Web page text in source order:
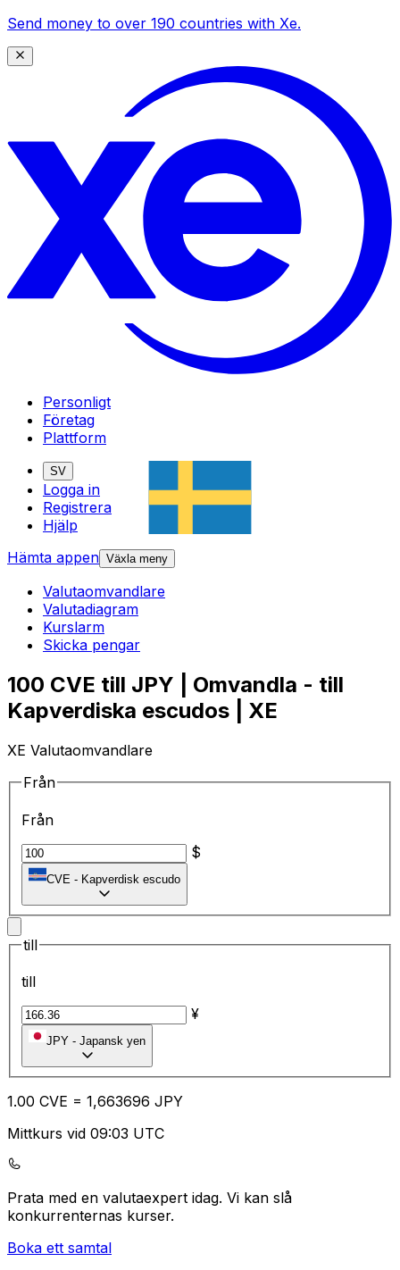
Send money to over 190 countries with Xe.
Personligt
Företag
Plattform
SV
Logga in
Registrera
Hjälp
Hämta appen Växla meny
Valutaomvandlare
Valutadiagram
Kurslarm
Skicka pengar
100 CVE till JPY | Omvandla - till
Kapverdiska escudos | XE
XE Valutaomvandlare
Från
Från
$
CVE - Kapverdisk escudo
till
till
¥
JPY - Japansk yen
1.00 CVE = 1,663696 JPY
Mittkurs vid 09:03 UTC
Prata med en valutaexpert idag. Vi kan slå
konkurrenternas kurser.
Boka ett samtal